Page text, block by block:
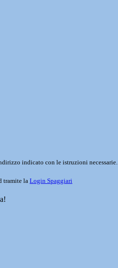
indicato con le istruzioni necessarie.
tramite la Login Spaggiari